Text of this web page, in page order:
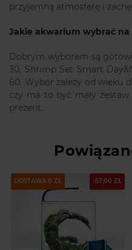
przyjemną atmosferę i
Jakie akwarium wybrać na
Dobrym wyborem są
30, Shrimp Set Smart
60. Wybór zależy od wieku
czy ma to być mały
prezent.
-57,00 ZŁ
DOSTAWA 0 ZŁ